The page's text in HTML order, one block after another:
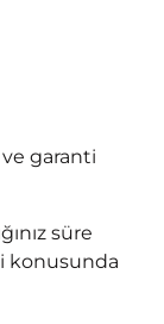
garanti
süre
konusunda